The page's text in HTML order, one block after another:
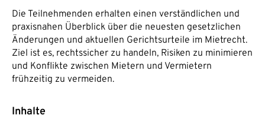
Die Teilnehmenden erhalten einen verständlichen und
praxisnahen Überblick über die neuesten gesetzlichen
Änderungen und aktuellen Gerichtsurteile im Mietrecht.
Ziel ist es, rechtssicher zu handeln, Risiken zu minimieren
und Konflikte zwischen Mietern und Vermietern
frühzeitig zu vermeiden.
Inhalte